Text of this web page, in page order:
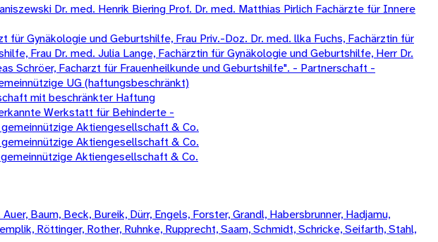
Dr. med. Henrik Biering Prof. Dr. med. Matthias Pirlich Fachärzte für Innere
Gynäkologie und Geburtshilfe, Frau Priv.-Doz. Dr. med. llka Fuchs, Fachärztin für
Frau Dr. med. Julia Lange, Fachärztin für Gynäkologie und Geburtshilfe, Herr Dr.
Schröer, Facharzt für Frauenheilkunde und Geburtshilfe". - Partnerschaft -
UG (haftungsbeschränkt)
mit beschränkter Haftung
Werkstatt für Behinderte -
Aktiengesellschaft & Co.
Aktiengesellschaft & Co.
Aktiengesellschaft & Co.
Baum, Beck, Bureik, Dürr, Engels, Forster, Grandl, Habersbrunner, Hadjamu,
Röttinger, Rother, Ruhnke, Rupprecht, Saam, Schmidt, Schricke, Seifarth, Stahl,